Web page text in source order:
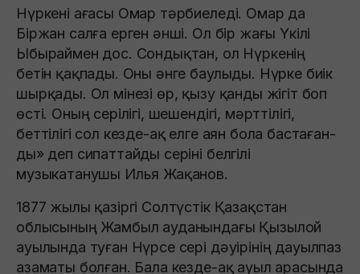
Нүркенi ағасы Омар тәрбиеледi. Омар да
Бiржан салға ерген әншi. Ол бiр жағы Үкiлi
Ыбыраймен дос. Сондықтан, ол Нүркенiң
бетiн қақпады. Оны әнге баулыды. Нүрке биiк
шырқады. Ол мiнезi өр, қызу қанды жiгiт боп
өсті. Оның серiлiгi, шешендiгi, мәрттiлiгi,
беттiлiгi сол кезде-ақ елге аян бола бастаған-
ды» деп сипаттайды серіні белгілі
музыкатанушы Илья Жақанов.
1877 жылы қазiргi Солтүстiк Қазақстан
облысының Жамбыл ауданындағы Қызылой
ауылында туған Нүрсе сері дәуірінің дауылпаз
азаматы болған. Бала кезде-ақ ауыл арасында